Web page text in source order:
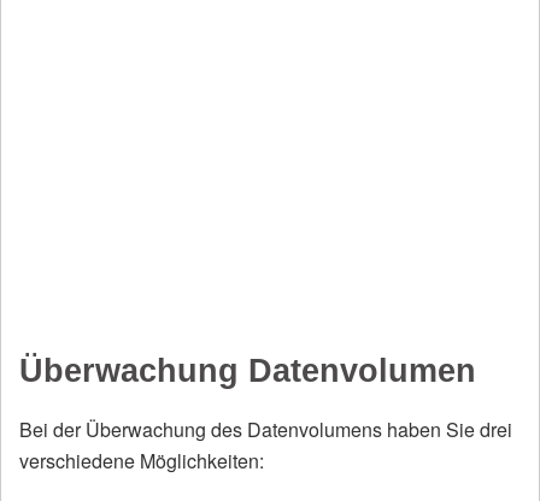
Überwachung Datenvolumen
Bei der Überwachung des Datenvolumens haben Sie drei
verschiedene Möglichkeiten: